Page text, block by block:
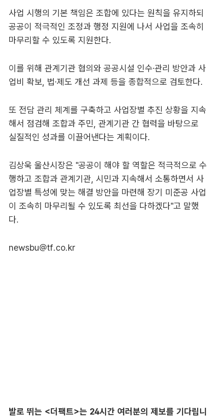
사업 시행의 기본 책임은 조합에 있다는 원칙을 유지하되
공공이 적극적인 조정과 행정 지원에 나서 사업을 조속히
마무리할 수 있도록 지원한다.
이를 위해 관계기관 협의와 공공시설 인수·관리 방안과 사
업비 확보, 법·제도 개선 과제 등을 종합적으로 검토한다.
또 전담 관리 체계를 구축하고 사업장별 추진 상황을 지속
해서 점검해 조합과 주민, 관계기관 간 협력을 바탕으로
실질적인 성과를 이끌어낸다는 계획이다.
김상욱 울산시장은 "공공이 해야 할 역할은 적극적으로 수
행하고 조합과 관계기관, 시민과 지속해서 소통하면서 사
업장별 특성에 맞는 해결 방안을 마련해 장기 미준공 사업
이 조속히 마무리될 수 있도록 최선을 다하겠다"고 말했
다.
newsbu@tf.co.kr
발로 뛰는 <더팩트>는 24시간 여러분의 제보를 기다립니